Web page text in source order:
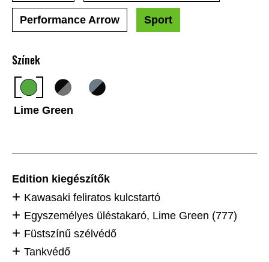
Színek
Lime Green
Performance Arrow Sport
Edition kiegészítők
Kawasaki feliratos kulcstartó
Egyszemélyes üléstakaró, Lime Green (777)
Füstszínű szélvédő
Tankvédő